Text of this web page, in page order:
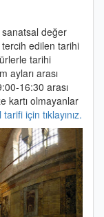
değer
edilen tarihi
tarihi
ayları arası
16:30 arası
kartı olmayanlar
için tıklayınız.